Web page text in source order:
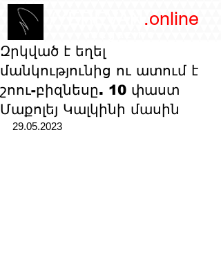
.online
Զրկված է եղել
մանկությունից ու ատում է
շոու-բիզնեսը. 10 փաստ
Մաքոլեյ Կալկինի մասին
29.05.2023